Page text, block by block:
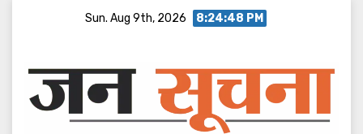
Sun. Aug 9th, 2026 8:24:49 PM